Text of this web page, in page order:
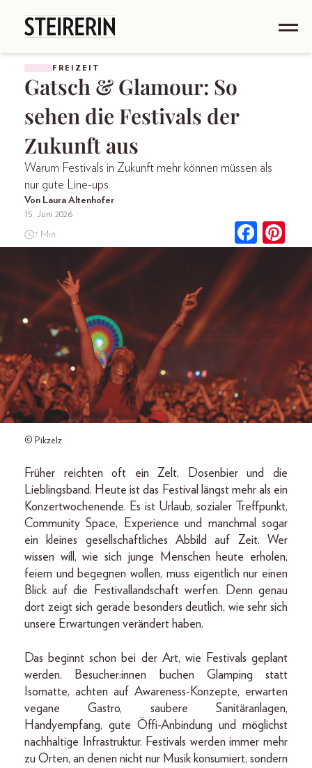
FREIZEIT
Gatsch & Glamour: So
sehen die Festivals der
Zukunft aus
Warum Festivals in Zukunft mehr können müssen als
nur gute Line-ups
Von Laura Altenhofer
15. Juni 2026
7 Min.
© Pikzelz
Früher reichten oft ein Zelt, Dosenbier und die
Lieblingsband. Heute ist das Festival längst mehr als ein
Konzertwochenende. Es ist Urlaub, sozialer Treffpunkt,
Community Space, Experience und manchmal sogar
ein kleines gesellschaftliches Abbild auf Zeit. Wer
wissen will, wie sich junge Menschen heute erholen,
feiern und begegnen wollen, muss eigentlich nur einen
Blick auf die Festivallandschaft werfen. Denn genau
dort zeigt sich gerade besonders deutlich, wie sehr sich
unsere Erwartungen verändert haben.
Das beginnt schon bei der Art, wie Festivals geplant
werden. Besucher:innen buchen Glamping statt
Isomatte, achten auf Awareness-Konzepte, erwarten
vegane Gastro, saubere Sanitäranlagen,
Handyempfang, gute Öffi-Anbindung und möglichst
nachhaltige Infrastruktur. Festivals werden immer mehr
zu Orten, an denen nicht nur Musik konsumiert, sondern